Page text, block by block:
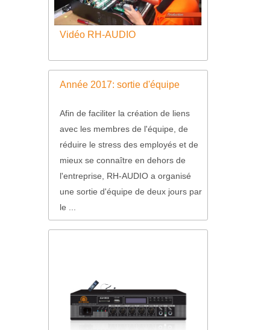
Vidéo RH-AUDIO
Année 2017: sortie d'équipe
Afin de faciliter la création de liens
avec les membres de l'équipe, de
réduire le stress des employés et de
mieux se connaître en dehors de
l'entreprise, RH-AUDIO a organisé
une sortie d'équipe de deux jours par
le ...